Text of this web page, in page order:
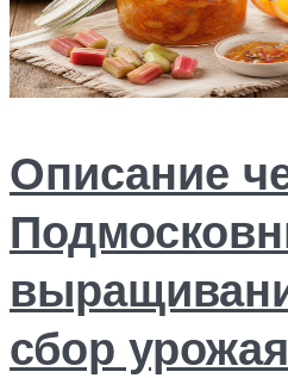
Описание
сбор урожая